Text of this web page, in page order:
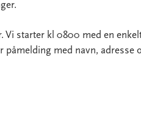
Vi starter kl 0800 med en
påmelding med navn, adresse